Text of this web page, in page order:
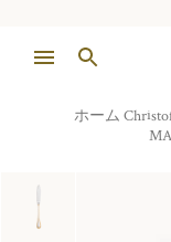
ホーム